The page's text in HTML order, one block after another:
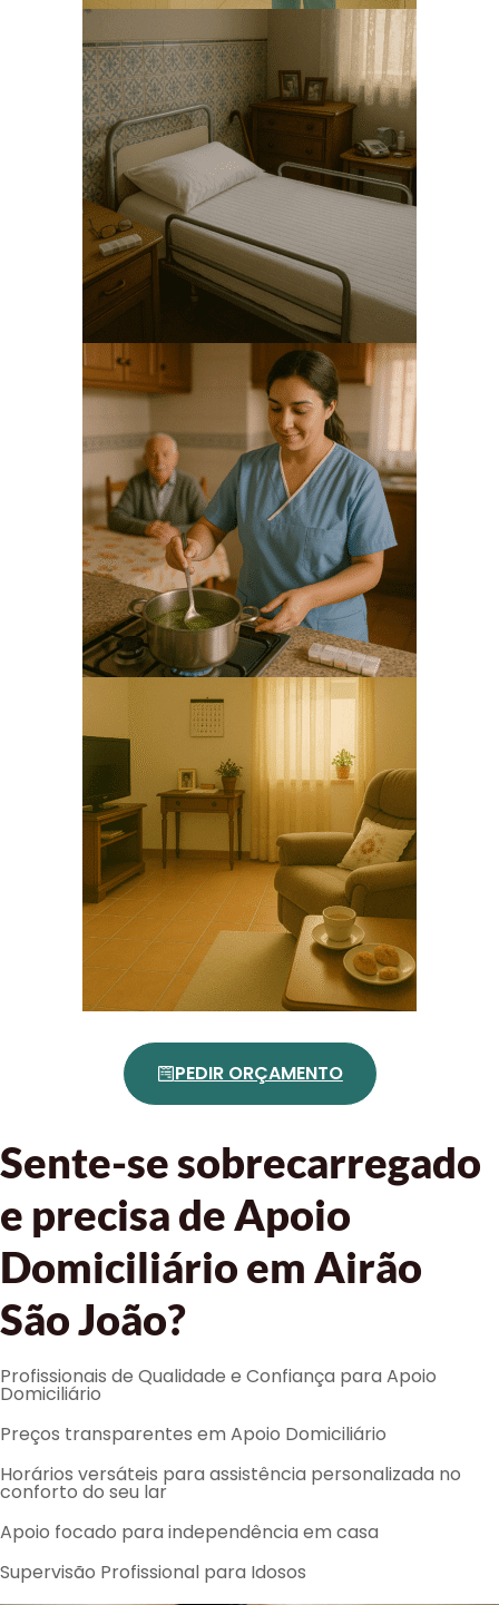
PEDIR ORÇAMENTO
Sente-se sobrecarregado
e precisa de Apoio
Domiciliário em Airão
São João?
Profissionais de Qualidade e Confiança para Apoio
Domiciliário
Preços transparentes em Apoio Domiciliário
Horários versáteis para assistência personalizada no
conforto do seu lar
Apoio focado para independência em casa
Supervisão Profissional para Idosos